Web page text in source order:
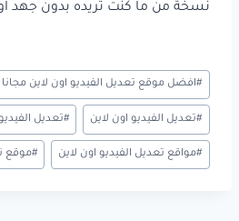
نسخة من ما كنت تريده بدون جهد
وسوم
المقال:
#افضل موقع تعديل الفيديو اون لاين مجانا
#تعديل الفيديو اون لاين #تعديل
#مواقع تعديل الفيديو اون لاين #موقع